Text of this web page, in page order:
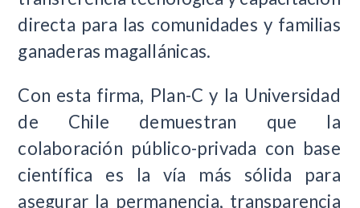
directa para las comunidades y familias
ganaderas magallánicas.
Con esta firma, Plan-C y la Universidad
de Chile demuestran que la
colaboración público-privada con base
científica es la vía más sólida para
asegurar la permanencia, transparencia